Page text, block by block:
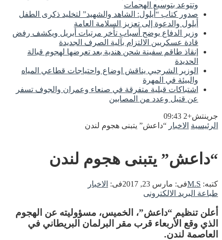
وتتوعد بتوسيع الهجمات
صدور كتاب “أيلول: الشاهد والشهيد” لتخليد ذكرى الطفل
أيلول والدعوة إلى تعزيز السلامة العامة
وزير الدفاع يوضح أسباب تأخر مرتبات أبريل ويكشف رفض
قادة عسكريين الالتزام بآلية الصرف الجديدة
إنقاذ طاقم سفينة شحن هندية بعد تعرضها لهجوم قبالة
الحديدة
الوزير الشرجبي يناقش اوضاع واحتياجات قطاعي المياه
والبيئة في المهرة
اشتباكات قبلية متفرقة في صنعاء وعمران والجوف تسفر
عن قتيل وعدد من المصابين
جرينتش+2 09:43
الرئيسية الاخبار “داعش” يتبنى هجوم لندن
“داعش” يتبنى هجوم لندن
كتبه: M.Sفى: مارس 23, 2017 فى: الاخبار
طباعة البريد الالكترونى
أعلن تنظيم “داعش”، الخميس، مسؤوليته عن الهجوم
الذي وقع الأربعاء قرب مقر البرلمان البريطاني في
العاصمة لندن.